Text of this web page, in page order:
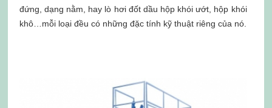
đứng, dạng nằm, hay lò hơi đốt dầu hộp khói ướt, hộp khói
khô…mỗi loại đều có những đặc tính kỹ thuật riêng của nó.